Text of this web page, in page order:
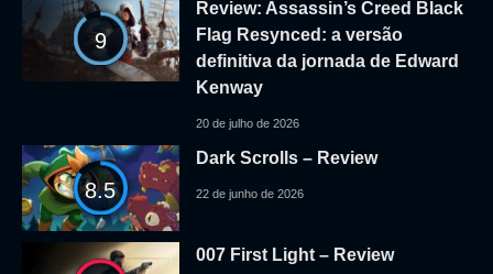
9
Review: Assassin’s Creed Black
Flag Resynced: a versão
definitiva da jornada de Edward
Kenway
20 de julho de 2026
8.5
Dark Scrolls – Review
22 de junho de 2026
007 First Light – Review